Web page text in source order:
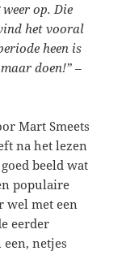
op. Die
het vooral
heen is
doen!” –
Mart Smeets
na het lezen
beeld wat
populaire
wel met een
eerder
netjes